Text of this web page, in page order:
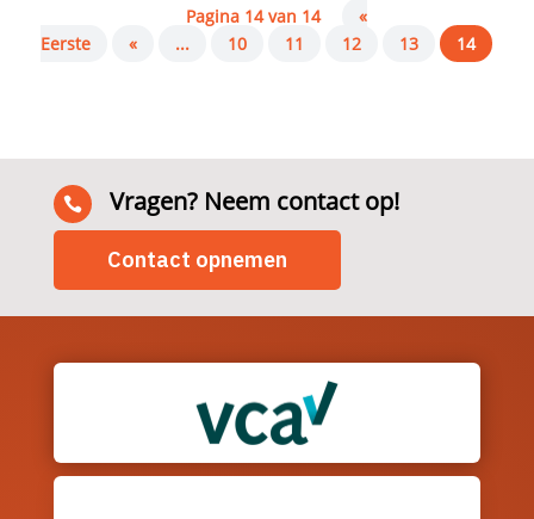
Pagina 14 van 14
«
Eerste
« ... 10 11 12 13 14
 Vragen? Neem contact op!
Contact opnemen